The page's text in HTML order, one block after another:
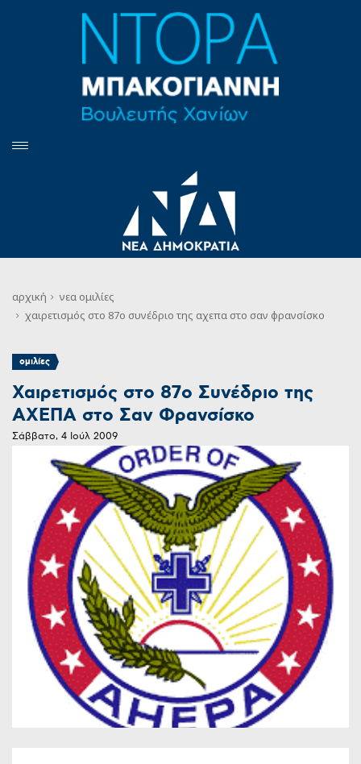
αρχική νεα ομιλίες
χαιρετισμός στο 87ο συνέδριο της αχεπα στο σαν φρανσίσκο
ομιλίες
Χαιρετισμός στο 87ο Συνέδριο της
ΑΧΕΠΑ στο Σαν Φρανσίσκο
Σάββατο, 4 Ιούλ 2009